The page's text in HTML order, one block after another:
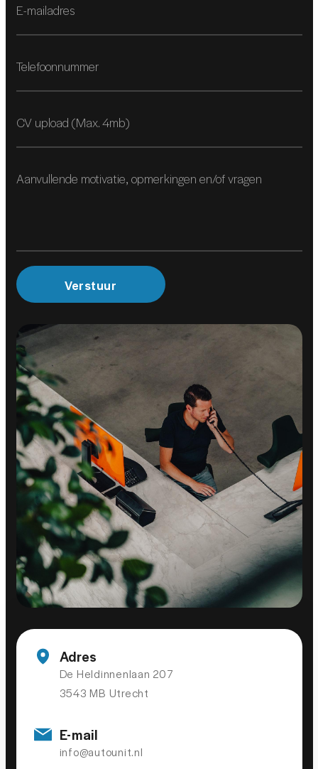
CV upload (Max. 4mb)
Verstuur
Adres
De Heldinnenlaan 207
3543 MB Utrecht
E-mail
info@autounit.nl